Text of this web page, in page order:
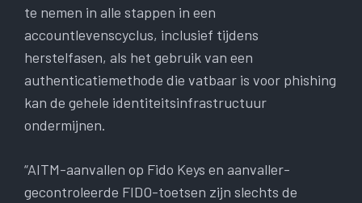
te nemen in alle stappen in een
accountlevenscyclus, inclusief tijdens
herstelfasen, als het gebruik van een
authenticatiemethode die vatbaar is voor phishing
kan de gehele identiteitsinfrastructuur
ondermijnen.
“AITM-aanvallen op Fido Keys en aanvaller-
gecontroleerde FIDO-toetsen zijn slechts de